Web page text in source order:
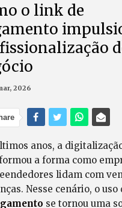
o link de
2026
anos, a
a forma como
lidam com
Nesse cenário, o uso
se tornou uma